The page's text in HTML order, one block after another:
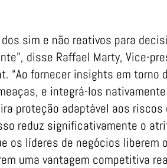
sim e não reativos para
disse Raffael Marty, Vice-
“Ao fornecer insights em torno
e integrá-los
proteção adaptável aos
reduz significativamente o
os líderes de negócios liberem
uma vantagem competitiva